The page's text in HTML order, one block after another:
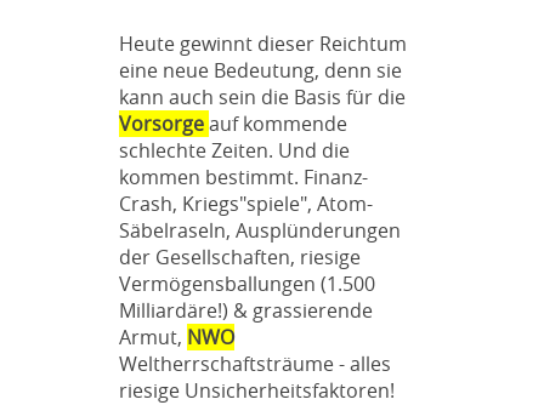
Heute gewinnt dieser Reichtum
eine neue Bedeutung, denn sie
kann auch sein die Basis für die
Vorsorgeauf kommende
schlechte Zeiten. Und die
kommen bestimmt. Finanz-
Crash, Kriegs"spiele", Atom-
Säbelraseln, Ausplünderungen
der Gesellschaften, riesige
Vermögensballungen (1.500
Milliardäre!) & grassierende
Armut, NWO
Weltherrschaftsträume - alles
riesige Unsicherheitsfaktoren!